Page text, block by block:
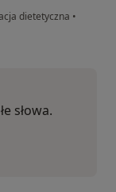
dietetyczna •
słowa.